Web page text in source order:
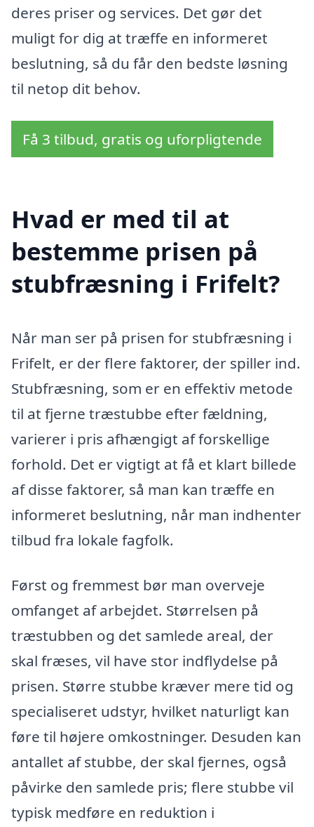
deres priser og services. Det gør det
muligt for dig at træffe en informeret
beslutning, så du får den bedste løsning
til netop dit behov.
Få 3 tilbud, gratis og uforpligtende
Hvad er med til at
bestemme prisen på
stubfræsning i Frifelt?
Når man ser på prisen for stubfræsning i
Frifelt, er der flere faktorer, der spiller ind.
Stubfræsning, som er en effektiv metode
til at fjerne træstubbe efter fældning,
varierer i pris afhængigt af forskellige
forhold. Det er vigtigt at få et klart billede
af disse faktorer, så man kan træffe en
informeret beslutning, når man indhenter
tilbud fra lokale fagfolk.
Først og fremmest bør man overveje
omfanget af arbejdet. Størrelsen på
træstubben og det samlede areal, der
skal fræses, vil have stor indflydelse på
prisen. Større stubbe kræver mere tid og
specialiseret udstyr, hvilket naturligt kan
føre til højere omkostninger. Desuden kan
antallet af stubbe, der skal fjernes, også
påvirke den samlede pris; flere stubbe vil
typisk medføre en reduktion i